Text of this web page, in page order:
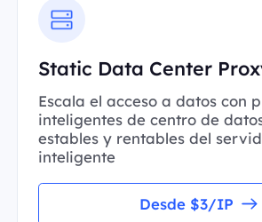
Static Data Center
Escala el acceso a datos con
inteligentes de centro de
estables y rentables del
inteligente
Desde $3/IP